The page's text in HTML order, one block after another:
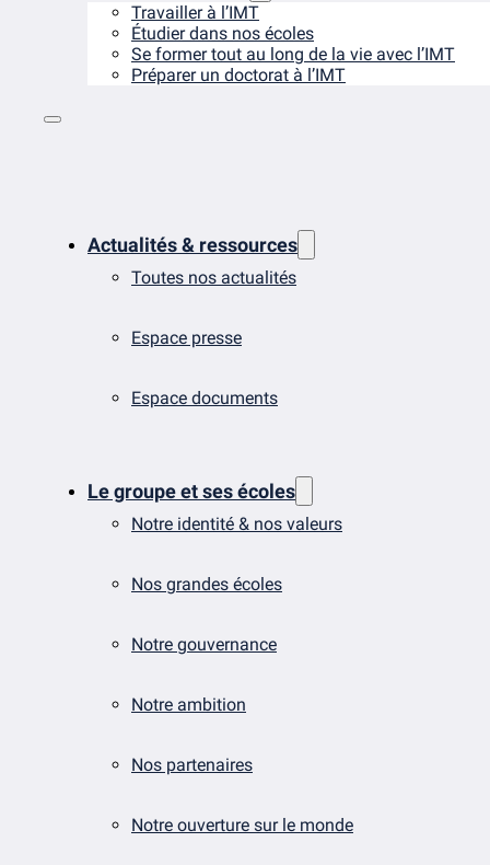
Travailler à l’IMT
Étudier dans nos écoles
Se former tout au long de la vie avec l’IMT
Préparer un doctorat à l’IMT
Actualités & ressources
Toutes nos actualités
Espace presse
Espace documents
Le groupe et ses écoles
Notre identité & nos valeurs
Nos grandes écoles
Notre gouvernance
Notre ambition
Nos partenaires
Notre ouverture sur le monde